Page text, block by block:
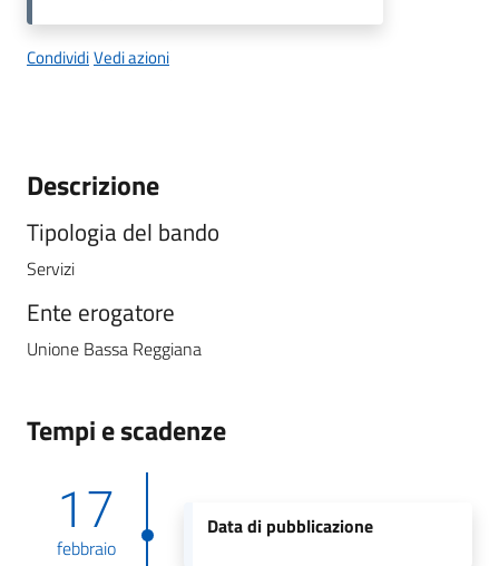
CondividiVedi azioni
Descrizione
Tipologia del bando
Servizi
Ente erogatore
Unione Bassa Reggiana
Tempi e scadenze
17
febbraio
Data di pubblicazione